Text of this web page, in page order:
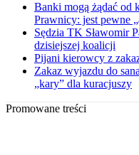
Banki mogą żądać od
Prawnicy: jest pewne
Sędzia TK Sławomir
dzisiejszej koalicji
Pijani kierowcy z
Zakaz wyjazdu do
„kary” dla kuracjuszy
Promowane treści